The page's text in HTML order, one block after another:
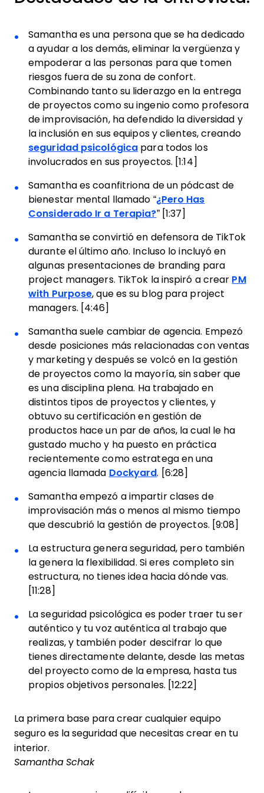
Samantha es una persona que se ha dedicado
a ayudar a los demás, eliminar la vergüenza y
empoderar a las personas para que tomen
riesgos fuera de su zona de confort.
Combinando tanto su liderazgo en la entrega
de proyectos como su ingenio como profesora
de improvisación, ha defendido la diversidad y
la inclusión en sus equipos y clientes, creando
seguridad psicológica para todos los
involucrados en sus proyectos. [1:14]
Samantha es coanfitriona de un pódcast de
bienestar mental llamado “¿Pero Has
Considerado Ir a Terapia?” [1:37]
Samantha se convirtió en defensora de TikTok
durante el último año. Incluso lo incluyó en
algunas presentaciones de branding para
project managers. TikTok la inspiró a crear PM
with Purpose, que es su blog para project
managers. [4:46]
Samantha suele cambiar de agencia. Empezó
desde posiciones más relacionadas con ventas
y marketing y después se volcó en la gestión
de proyectos como la mayoría, sin saber que
es una disciplina plena. Ha trabajado en
distintos tipos de proyectos y clientes, y
obtuvo su certificación en gestión de
productos hace un par de años, la cual le ha
gustado mucho y ha puesto en práctica
recientemente como estratega en una
agencia llamada Dockyard. [6:28]
Samantha empezó a impartir clases de
improvisación más o menos al mismo tiempo
que descubrió la gestión de proyectos. [9:08]
La estructura genera seguridad, pero también
la genera la flexibilidad. Si eres completo sin
estructura, no tienes idea hacia dónde vas.
[11:28]
La seguridad psicológica es poder traer tu ser
auténtico y tu voz auténtica al trabajo que
realizas, y también poder descifrar lo que
tienes directamente delante, desde las metas
del proyecto como de la empresa, hasta tus
propios objetivos personales. [12:22]
La primera base para crear cualquier equipo
seguro es la seguridad que necesitas crear en tu
interior.
Samantha Schak